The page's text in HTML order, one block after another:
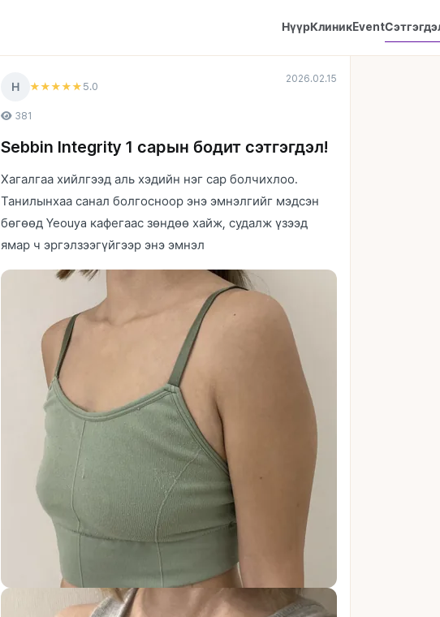
НүүрКлиникEvent
Н ★★★★★ 5.0
2026.02.15
381
Sebbin Integrity 1 сарын бодит сэтгэгдэл!
Хагалгаа хийлгээд аль хэдийн нэг сар болчихлоо.
Танилынхаа санал болгосноор энэ эмнэлгийг мэдсэн
бөгөөд Yeouya кафегаас зөндөө хайж, судалж үзээд
ямар ч эргэлзээгүйгээр энэ эмнэл